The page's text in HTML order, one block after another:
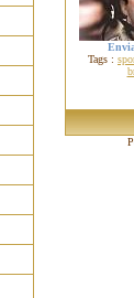
Tags :